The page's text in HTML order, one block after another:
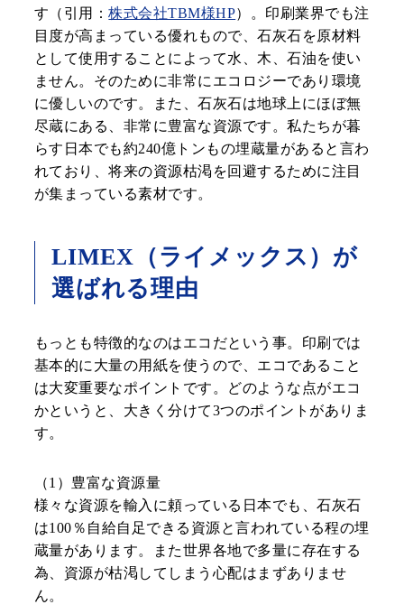
す（引用：株式会社TBM様HP）。印刷業界でも注
目度が高まっている優れもので、石灰石を原材料
として使用することによって水、木、石油を使い
ません。そのために非常にエコロジーであり環境
に優しいのです。また、石灰石は地球上にほぼ無
尽蔵にある、非常に豊富な資源です。私たちが暮
らす日本でも約240億トンもの埋蔵量があると言わ
れており、将来の資源枯渇を回避するために注目
が集まっている素材です。
LIMEX（ライメックス）が
選ばれる理由
もっとも特徴的なのはエコだという事。印刷では
基本的に大量の用紙を使うので、エコであること
は大変重要なポイントです。どのような点がエコ
かというと、大きく分けて3つのポイントがありま
す。
（1）豊富な資源量
様々な資源を輸入に頼っている日本でも、石灰石
は100％自給自足できる資源と言われている程の埋
蔵量があります。また世界各地で多量に存在する
為、資源が枯渇してしまう心配はまずありませ
ん。